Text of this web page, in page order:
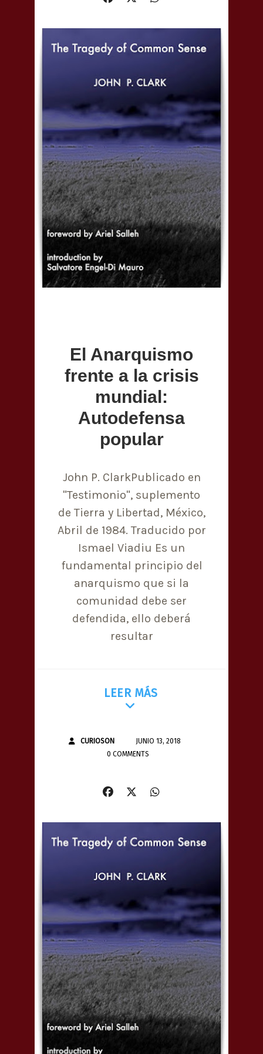
El Anarquismo
frente a la crisis
mundial:
Autodefensa
popular
John P. ClarkPublicado en
"Testimonio", suplemento
de Tierra y Libertad, México,
Abril de 1984. Traducido por
Ismael Viadiu Es un
fundamental principio del
anarquismo que si la
comunidad debe ser
defendida, ello deberá
resultar
LEER MÁS
CURIOSON
JUNIO 13, 2018
0 COMMENTS